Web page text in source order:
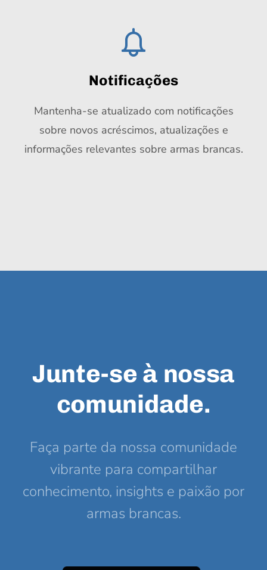
Notificações
Mantenha-se atualizado com notificações
sobre novos acréscimos, atualizações e
informações relevantes sobre armas brancas.
Junte-se à nossa
comunidade.
Faça parte da nossa comunidade
vibrante para compartilhar
conhecimento, insights e paixão por
armas brancas.